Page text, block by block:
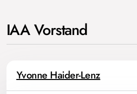
IAA Vorstand
Yvonne Haider-Lenz